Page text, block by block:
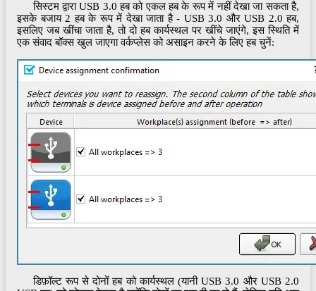
सिस्टम द्वारा USB 3.0 हब को एकल हब के रूप में नहीं देखा जा सकता है,
इसके बजाय 2 हब के रूप में देखा जाता है - USB 3.0 और USB 2.0 हब,
इसलिए जब खींचा जाता है, तो दो हब कार्यस्थल पर खींचे जाएंगे, इस स्थिति में
एक संवाद बॉक्स खुल जाएगा वर्कप्लेस को असाइन करने के लिए हब चुनें:
डिफ़ॉल्ट रूप से दोनों हब को कार्यस्थल (यानी USB 3.0 और USB 2.0